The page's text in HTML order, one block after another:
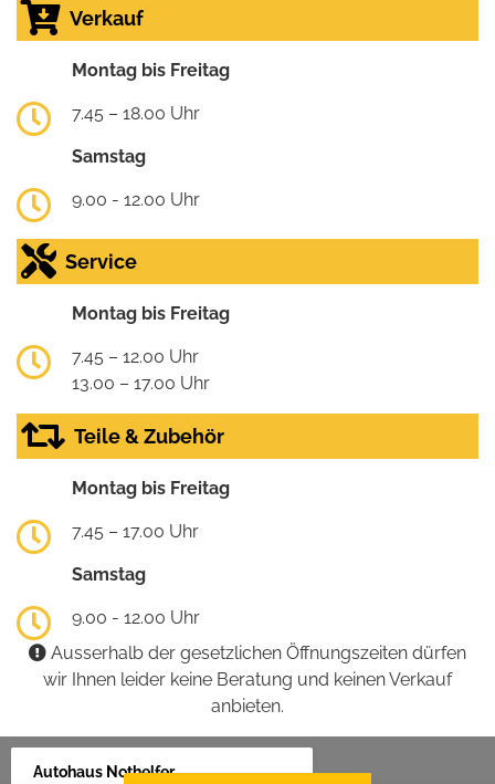
Verkauf
Montag bis Freitag
7.45 – 18.00 Uhr
Samstag
9.00 - 12.00 Uhr
Service
Montag bis Freitag
7.45 – 12.00 Uhr
13.00 – 17.00 Uhr
Teile & Zubehör
Montag bis Freitag
7.45 – 17.00 Uhr
Samstag
9.00 - 12.00 Uhr
Ausserhalb der gesetzlichen Öffnungszeiten dürfen
wir Ihnen leider keine Beratung und keinen Verkauf
anbieten.
Autohaus Nothelfer